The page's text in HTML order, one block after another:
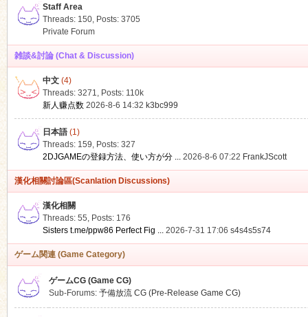
Staff Area
Threads: 150, Posts: 3705
Private Forum
雑談&討論 (Chat & Discussion)
中文(4)
Threads: 3271, Posts: 110k
新人赚点数 2026-8-6 14:32 k3bc999
日本語(1)
Threads: 159, Posts: 327
2DJGAMEの登録方法、使い方が分 ... 2026-8-6 07:22 FrankJScott
漢化相關討論區(Scanlation Discussions)
漢化相關
Threads: 55, Posts: 176
Sisters t.me/ppw86 Perfect Fig ... 2026-7-31 17:06 s4s4s5s74
ゲーム関連 (Game Category)
ゲームCG (Game CG)
Sub-Forums: 予備放流 CG (Pre-Release Game CG)